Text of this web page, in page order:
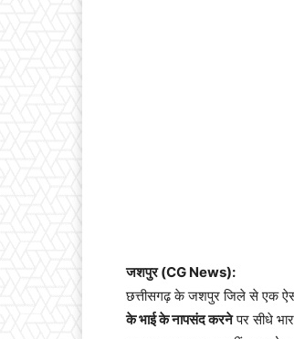
जशपुर (CG News):
छत्तीसगढ़ के जशपुर जिले से एक
के भाई के नापसंद करनेपर सीधे